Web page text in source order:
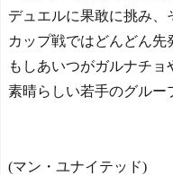
デュエルに果敢に挑み、
カップ戦ではどんどん
もしあいつがガルナチョ
素晴らしい若手のグルー
(マン・ユナイテッド)